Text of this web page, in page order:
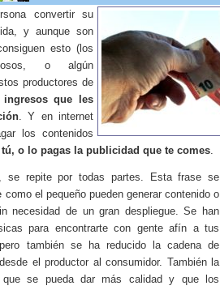
convertir su
y aunque son
esto (los
o algún
productores de
ingresos que les
. Y en internet
los contenidos
o lo pagas la publicidad que te comes
se repite por todas partes. Esta frase se
el pequeño pueden generar contenido o
necesidad de un gran despliegue. Se han
para encontrarte con gente afín a tus
también se ha reducido la cadena de
el productor al consumidor. También la
que se pueda dar más calidad y que los